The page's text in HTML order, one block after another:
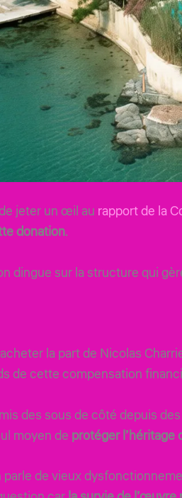
jeter un œil au rapport de la
donation.
dingue sur la structure qui
la part de Nicolas
de cette compensation
des sous de côté depuis
moyen de protéger l’héritage
de vieux